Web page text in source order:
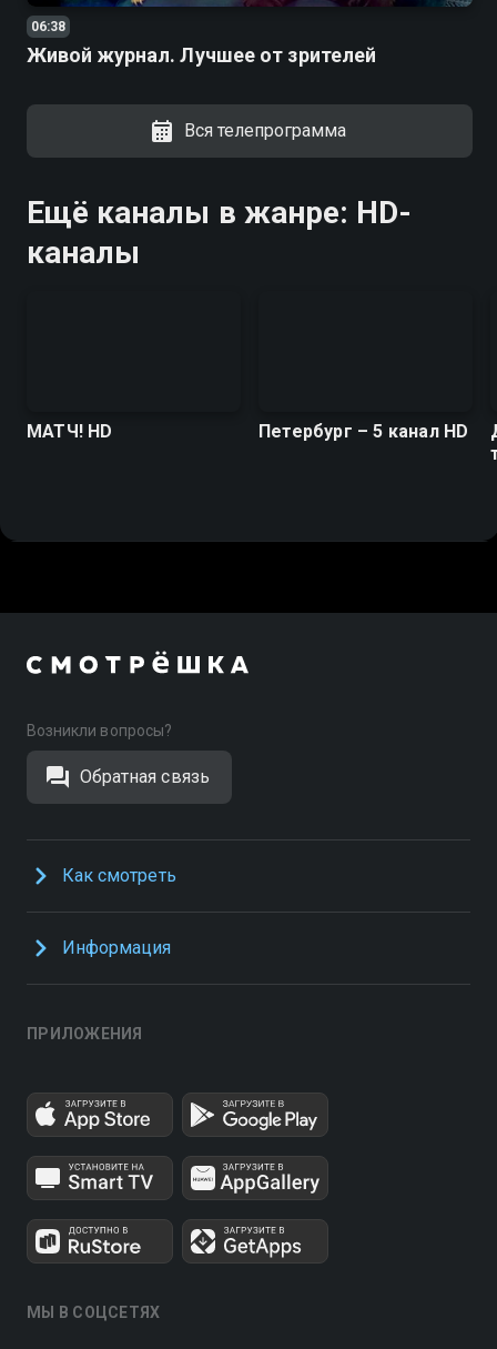
06:38
Живой журнал. Лучшее от зрителей
Вся телепрограмма
Ещё каналы в жанре: HD-
каналы
МАТЧ! HD Петербург – 5 канал HD
Возникли вопросы?
Обратная связь
Как смотреть
Информация
ПРИЛОЖЕНИЯ
МЫ В СОЦСЕТЯХ